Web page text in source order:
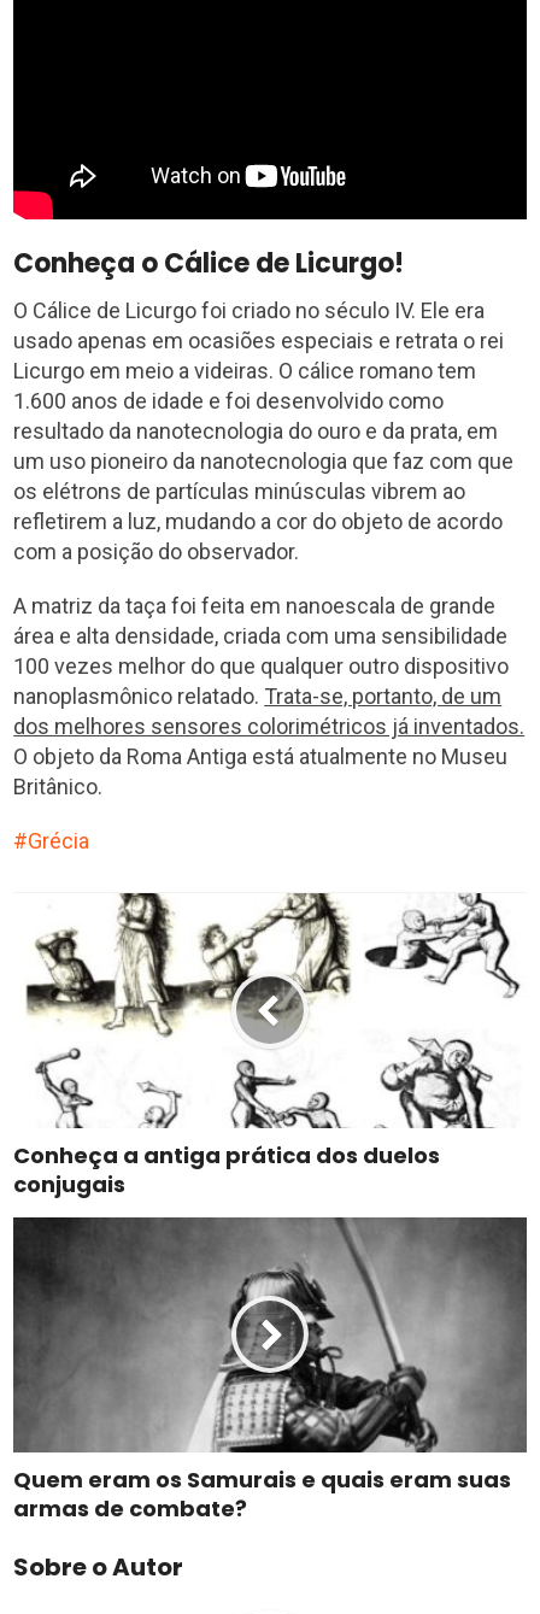
Conheça o Cálice de Licurgo!
O Cálice de Licurgo foi criado no século IV. Ele era
usado apenas em ocasiões especiais e retrata o rei
Licurgo em meio a videiras. O cálice romano tem
1.600 anos de idade e foi desenvolvido como
resultado da nanotecnologia do ouro e da prata, em
um uso pioneiro da nanotecnologia que faz com que
os elétrons de partículas minúsculas vibrem ao
refletirem a luz, mudando a cor do objeto de acordo
com a posição do observador.
A matriz da taça foi feita em nanoescala de grande
área e alta densidade, criada com uma sensibilidade
100 vezes melhor do que qualquer outro dispositivo
nanoplasmônico relatado. Trata-se, portanto, de um
dos melhores sensores colorimétricos já inventados.
O objeto da Roma Antiga está atualmente no Museu
Britânico.
Grécia
Conheça a antiga prática dos duelos
conjugais
Quem eram os Samurais e quais eram suas
armas de combate?
Sobre o Autor